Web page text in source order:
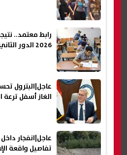
رابط معتمد..
2026 الدور الثاني محافظة الشرقية
عاجل|البترول
الغاز أسفل ترعة
عاجل|انفجار
تفاصيل واقعة